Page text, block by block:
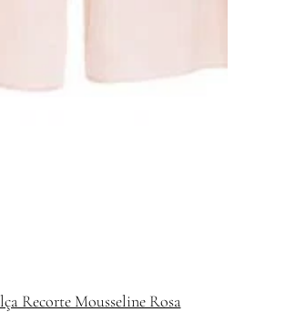
Recorte Mousseline Rosa